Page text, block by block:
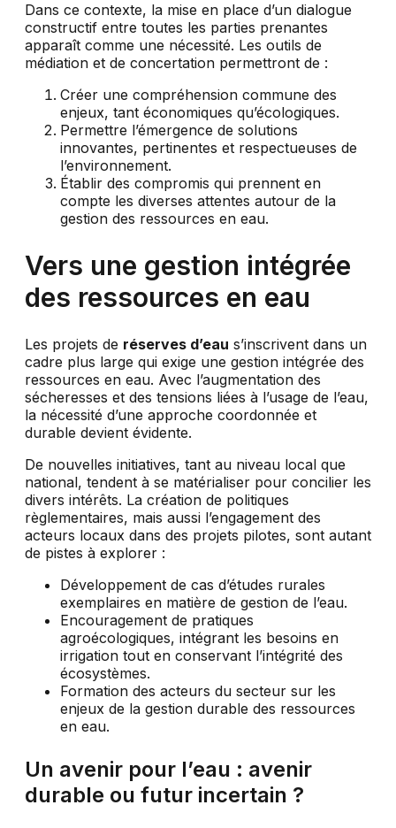
Dans ce contexte, la mise en place d’un dialogue
constructif entre toutes les parties prenantes
apparaît comme une nécessité. Les outils de
médiation et de concertation permettront de :
Créer une compréhension commune des
enjeux, tant économiques qu’écologiques.
Permettre l’émergence de solutions
innovantes, pertinentes et respectueuses de
l’environnement.
Établir des compromis qui prennent en
compte les diverses attentes autour de la
gestion des ressources en eau.
Vers une gestion intégrée
des ressources en eau
Les projets de réserves d’eau s’inscrivent dans un
cadre plus large qui exige une gestion intégrée des
ressources en eau. Avec l’augmentation des
sécheresses et des tensions liées à l’usage de l’eau,
la nécessité d’une approche coordonnée et
durable devient évidente.
De nouvelles initiatives, tant au niveau local que
national, tendent à se matérialiser pour concilier les
divers intérêts. La création de politiques
règlementaires, mais aussi l’engagement des
acteurs locaux dans des projets pilotes, sont autant
de pistes à explorer :
Développement de cas d’études rurales
exemplaires en matière de gestion de l’eau.
Encouragement de pratiques
agroécologiques, intégrant les besoins en
irrigation tout en conservant l’intégrité des
écosystèmes.
Formation des acteurs du secteur sur les
enjeux de la gestion durable des ressources
en eau.
Un avenir pour l’eau : avenir
durable ou futur incertain ?